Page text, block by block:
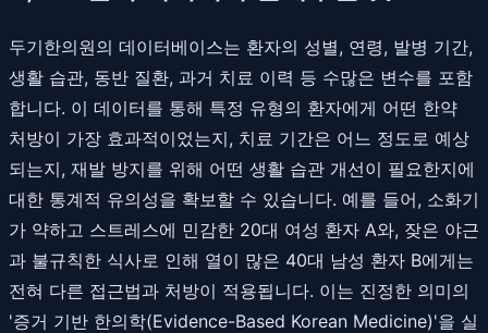
두기한의원의 데이터베이스는 환자의 성별, 연령, 발병 기간,
생활 습관, 동반 질환, 과거 치료 이력 등 수많은 변수를 포함
합니다. 이 데이터를 통해 특정 유형의 환자에게 어떤 한약
처방이 가장 효과적이었는지, 치료 기간은 어느 정도로 예상
되는지, 재발 방지를 위해 어떤 생활 습관 개선이 필요한지에
대한 통계적 유의성을 확보할 수 있습니다. 예를 들어, 소화기
가 약하고 스트레스에 민감한 20대 여성 환자 A와, 잦은 야근
과 불규칙한 식사로 인해 열이 많은 40대 남성 환자 B에게는
전혀 다른 접근법과 처방이 적용됩니다. 이는 진정한 의미의
'증거 기반 한의학(Evidence-Based Korean Medicine)'을 실